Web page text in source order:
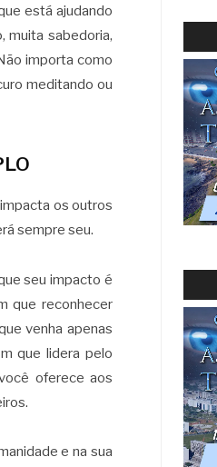
está ajudando
muita sabedoria,
importa como
meditando ou
os outros
sempre seu.
seu impacto é
que reconhecer
venha apenas
que lidera pelo
oferece aos
e na sua